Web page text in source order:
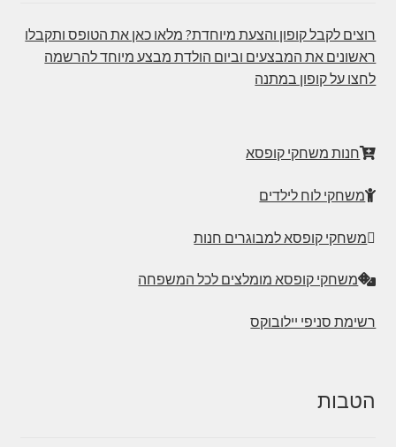
רוצים לקבל קופון והצעת מיוחדת? מלאו כאן את הטופס ותקבלו
ראשונים את המבצעים וביום הולדת מבצע מיוחד להרשמה
לחצו על קופון במתנה
חנות משחקי קופסא
משחקי לוח לילדים
משחקי קופסא למבוגרים חנות
משחקי קופסא מומלצים לכל המשפחה
רשימת סניפי יילובוקס
הטבות